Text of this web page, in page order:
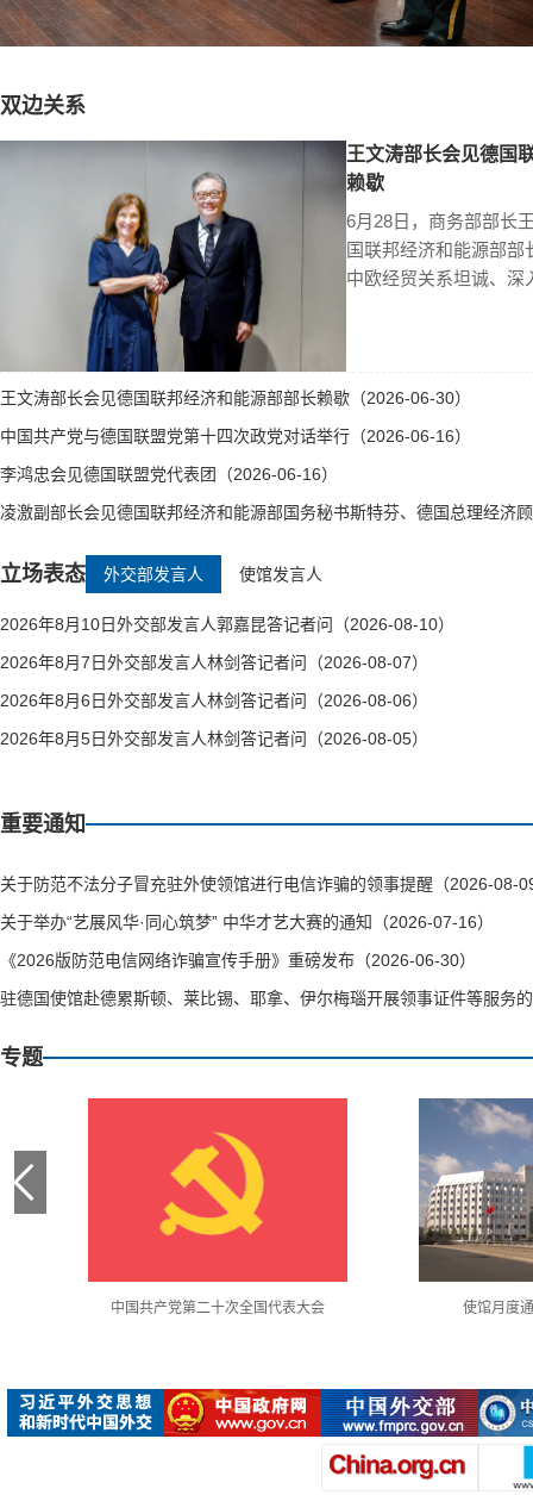
双边关系
王文涛部长会见德国
赖歇
6月28日，商务部部长
国联邦经济和能源部
中欧经贸关系坦诚、深
王文涛部长会见德国联邦经济和能源部部长赖歇（2026-06-30）
中国共产党与德国联盟党第十四次政党对话举行（2026-06-16）
李鸿忠会见德国联盟党代表团（2026-06-16）
凌激副部长会见德国联邦经济和能源部国务秘书斯特芬、德国总理经济
立场表态 外交部发言人 使馆发言人
2026年8月10日外交部发言人郭嘉昆答记者问（2026-08-10）
2026年8月7日外交部发言人林剑答记者问（2026-08-07）
2026年8月6日外交部发言人林剑答记者问（2026-08-06）
2026年8月5日外交部发言人林剑答记者问（2026-08-05）
重要通知
关于防范不法分子冒充驻外使领馆进行电信诈骗的领事提醒（2026-08-
关于举办“艺展风华·同心筑梦” 中华才艺大赛的通知（2026-07-16）
《2026版防范电信网络诈骗宣传手册》重磅发布（2026-06-30）
驻德国使馆赴德累斯顿、莱比锡、耶拿、伊尔梅瑙开展领事证件等服务
专题
中国共产党第二十次全国代表大会 使馆月度